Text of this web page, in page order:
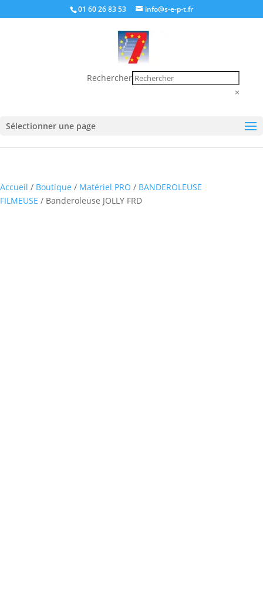
01 60 26 83 53 info@s-e-p-t.fr
Rechercher
×
Sélectionner une page
Accueil / Boutique / Matériel PRO / BANDEROLEUSE
FILMEUSE / Banderoleuse JOLLY FRD